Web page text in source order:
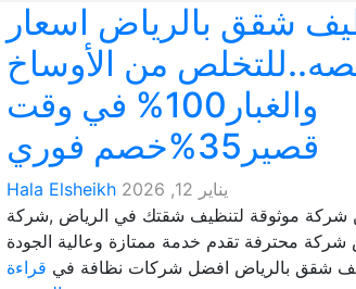
شقق بالرياض اسعار
من الأوساخ
والغبار100% في وقت
قصير35%خصم فوري
يناير 12, 2026
Hala Elsheikh
شركة موثوقة لتنظيف شقتك في الرياض ,شركة
محترفة تقدم خدمة ممتازة وعالية الجودة
شقق بالرياض افضل شركات نظافة في قراءة